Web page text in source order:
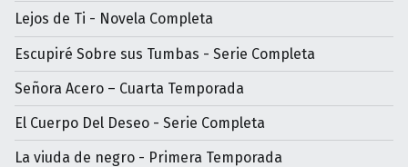
Lejos de Ti - Novela Completa
Escupiré Sobre sus Tumbas - Serie Completa
Señora Acero – Cuarta Temporada
El Cuerpo Del Deseo - Serie Completa
La viuda de negro - Primera Temporada